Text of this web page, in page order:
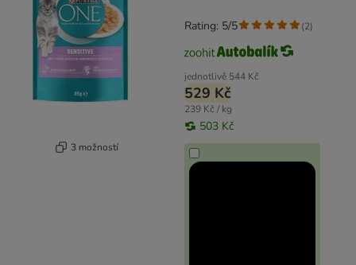
3 možností
jednotlivě 544 Kč
529 Kč
239 Kč / kg
503 Kč
Rating: 5/5 (2)